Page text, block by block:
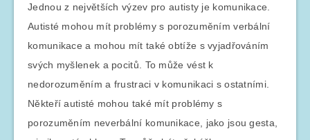
Jednou z největších výzev pro autisty je komunikace.
Autisté mohou mít problémy s porozuměním verbální
komunikace a mohou mít také obtíže s vyjadřováním
svých myšlenek a pocitů. To může vést k
nedorozuměním a frustraci v komunikaci s ostatními.
Někteří autisté mohou také mít problémy s
porozuměním neverbální komunikace, jako jsou gesta,